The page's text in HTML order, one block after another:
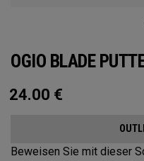
OGIO BLADE
24.00 €
Beweisen Sie mit dieser